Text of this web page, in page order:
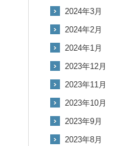
2024年3月
2024年2月
2024年1月
2023年12月
2023年11月
2023年10月
2023年9月
2023年8月